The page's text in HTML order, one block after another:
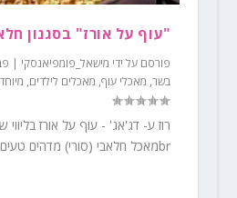
"עוף על אורז" בסגנון
פורסם על ידי מישאל_פומפיאנסקי | פבר
בשר, מאכלי עוף, מאכלים לילדים,
רוז ע- דג'אג' - עוף על אורז בליווי
brמאכל חלאבי (סורי) מדהים טעים מאוד...